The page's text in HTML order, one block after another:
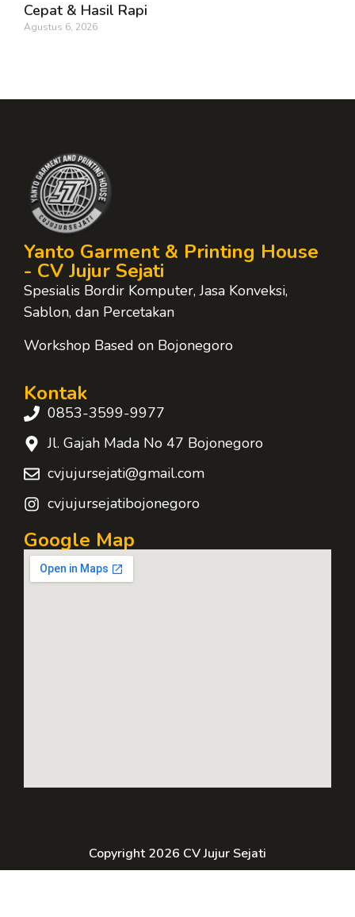
Cepat & Hasil Rapi
Agustus 6, 2026
Yanto Garment & Printing House
- CV Jujur Sejati
Spesialis Bordir Komputer, Jasa Konveksi,
Sablon, dan Percetakan
Workshop Based on Bojonegoro
Kontak
0853-3599-9977
Jl. Gajah Mada No 47 Bojonegoro
cvjujursejati@gmail.com
cvjujursejatibojonegoro
Google Map
Copyright 2026 CV Jujur Sejati